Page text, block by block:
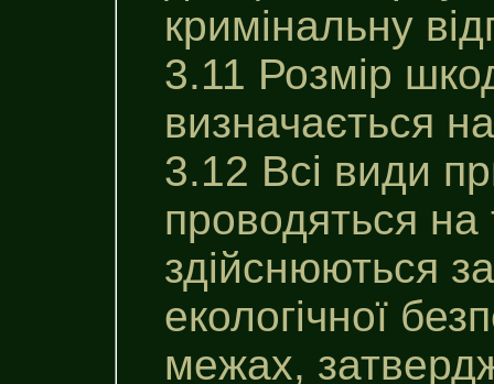
кримінальну
3.11 Розмір
визначається
3.12 Всі види
проводяться на
здійснюються
екологічної
межах,